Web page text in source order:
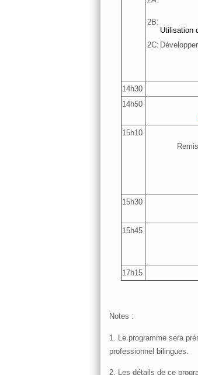
2B:
Utilisation
2C:
14h30
14h50
15h10
15h30
15h45
17h15
Notes :
1. Le programme sera
professionnel bilingues.
2. Les détails de ce